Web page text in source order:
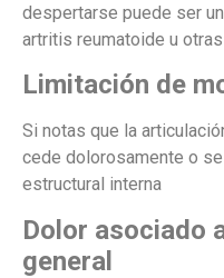
despertarse puede ser
artritis reumatoide u
Limitación de
Si notas que la
cede dolorosamente o se
estructural interna
Dolor asociado
general